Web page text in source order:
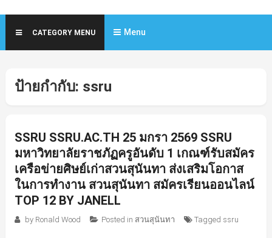
CATEGORY MENU Menu
ป้ายกำกับ: ssru
SSRU SSRU.AC.TH 25 มกรา 2569 SSRU
มหาวิทยาลัยราชภัฏครูอันดับ 1 เกณฑ์รับสมัคร
เครือข่ายศิษย์เก่าสวนสุนันทา ส่งเสริมโอกาส
ในการทำงาน สวนสุนันทา สมัครเรียนออนไลน์
TOP 12 BY JANELL
by Ronald Wood Posted in สวนสุนันทา Tagged ssru